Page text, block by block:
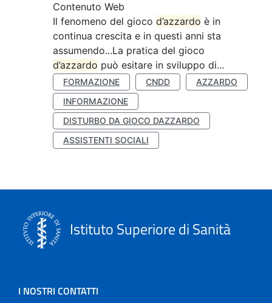
Contenuto Web
Il fenomeno del gioco d’azzardo è in
continua crescita e in questi anni sta
assumendo...La pratica del gioco
d’azzardo può esitare in sviluppo di...
FORMAZIONE CNDD
AZZARDO
INFORMAZIONE
DISTURBO DA GIOCO DAZZARDO
ASSISTENTI SOCIALI
Istituto Superiore di Sanità
I NOSTRI CONTATTI